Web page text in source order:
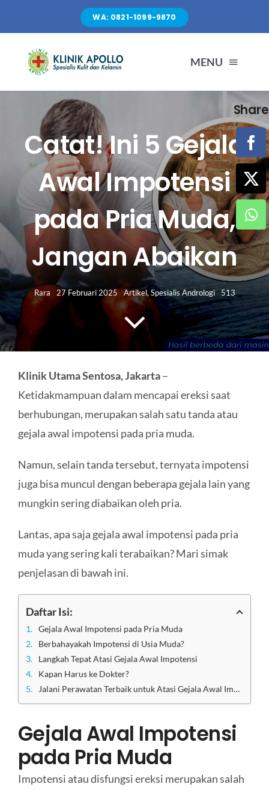
content
WA: 0821-1099-9870
MENU
TENTANG KAMI
LAYANAN
FASILITAS
ARTIKEL
HUBUNGI KAMI
Search
for:
Catat! Ini 5 Gejala
Awal Impotensi
pada Pria Muda,
Jangan Abaikan
Rara 27 Februari 2025 Artikel,Spesialis Andrologi 513
Klinik Utama Sentosa, Jakarta–
Ketidakmampuan dalam mencapai ereksi saat
berhubungan, merupakan salah satu tanda atau
gejala awal impotensi pada pria muda.
Namun, selain tanda tersebut, ternyata impotensi
juga bisa muncul dengan beberapa gejala lain yang
mungkin sering diabaikan oleh pria.
Lantas, apa saja gejala awal impotensi pada pria
muda yang sering kali terabaikan? Mari simak
penjelasan di bawah ini.
Daftar Isi:
Gejala Awal Impotensi pada Pria Muda
Berbahayakah Impotensi di Usia Muda?
Langkah Tepat Atasi Gejala Awal Impotensi
Kapan Harus ke Dokter?
Jalani Perawatan Terbaik untuk Atasi Gejala Awal Impotensi di Klinik Utama Sentosa
Gejala Awal Impotensi
pada Pria Muda
Impotensi atau disfungsi ereksi merupakan salah
Share